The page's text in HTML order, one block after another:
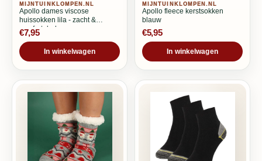
MIJNTUINKLOMPEN.NL
Apollo dames viscose
huissokken lila - zacht &
comfortabel
€7,95
In winkelwagen
MIJNTUINKLOMPEN.NL
Apollo fleece kerstsokken
blauw
€5,95
In winkelwagen